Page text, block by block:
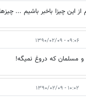
از این چیزا باخبر باشیم ...
۰۹:۰۶ - ۱۳۹۰/۰۲/۰۹
و مسلمان که دروغ نمیگه!
۱۰:۰۲ - ۱۳۹۰/۰۲/۰۹